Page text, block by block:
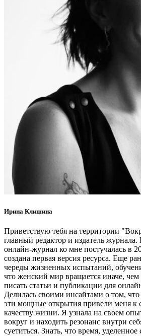
Ирина Клишина
Приветствую тебя на территории
главный редактор и издатель журнала.
онлайн-журнал ко мне постучалась в
создана первая версия ресурса. Еще
череды жизненных испытаний,
что женский мир вращается иначе,
писать статьи и публикации для
Делилась своими инсайтами о том, что
эти мощные открытия привели меня к
качеству жизни. Я узнала на своем
вокруг и находить резонанс внутри
суетиться. Знать, что время, уделенное